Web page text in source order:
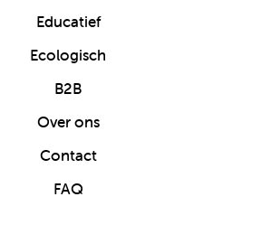
Educatief
Ecologisch
B2B
Over ons
Contact
FAQ